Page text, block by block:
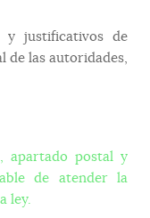
y justificativos de
de las autoridades,
apartado postal y
de atender la
ley.